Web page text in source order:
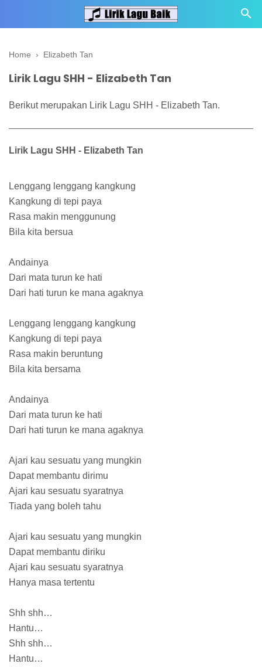
Home › Elizabeth Tan
Lirik Lagu SHH - Elizabeth Tan
Berikut merupakan Lirik Lagu SHH - Elizabeth Tan.
Lirik Lagu SHH - Elizabeth Tan
Lenggang lenggang kangkung
Kangkung di tepi paya
Rasa makin menggunung
Bila kita bersua
Andainya
Dari mata turun ke hati
Dari hati turun ke mana agaknya
Lenggang lenggang kangkung
Kangkung di tepi paya
Rasa makin beruntung
Bila kita bersama
Andainya
Dari mata turun ke hati
Dari hati turun ke mana agaknya
Ajari kau sesuatu yang mungkin
Dapat membantu dirimu
Ajari kau sesuatu syaratnya
Tiada yang boleh tahu
Ajari kau sesuatu yang mungkin
Dapat membantu diriku
Ajari kau sesuatu syaratnya
Hanya masa tertentu
Shh shh…
Hantu…
Shh shh…
Hantu…